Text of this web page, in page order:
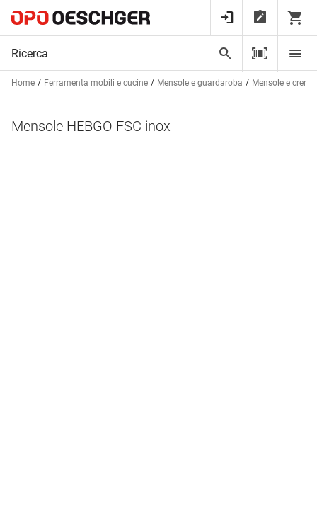
Home Ferramenta mobili e cucine Mensole e guardaroba Mensole e
Mensole HEBGO FSC inox